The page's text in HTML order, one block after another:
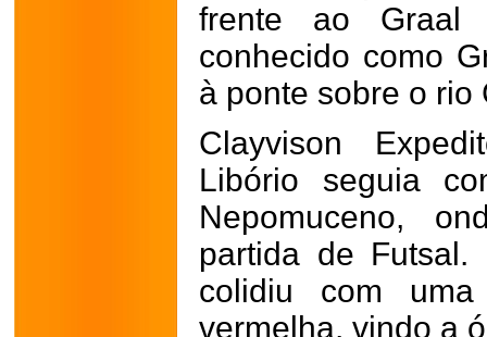
frente ao Graal
conhecido como
à ponte sobre o rio
Clayvison
Libório seguia
Nepomuceno,
partida de
colidiu com uma
vermelha, vindo a